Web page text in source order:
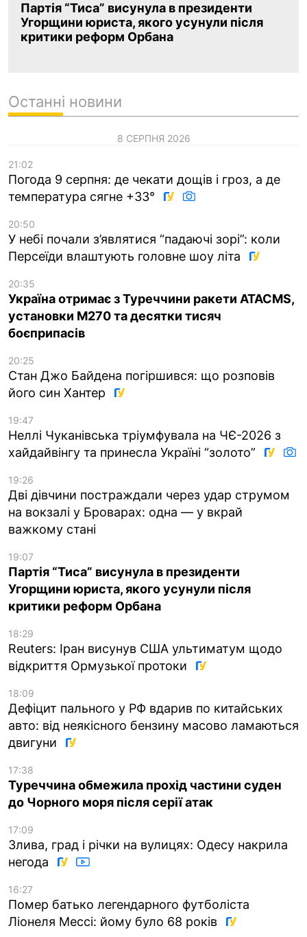
Партія “Тиса” висунула в президенти
Угорщини юриста, якого усунули після
критики реформ Орбана
Останні новини
8 СЕРПНЯ 2026
21:02
Погода 9 серпня: де чекати дощів і гроз, а де
температура сягне +33°
20:50
У небі почали з’являтися “падаючі зорі”: коли
Персеїди влаштують головне шоу літа
20:35
Україна отримає з Туреччини ракети ATACMS,
установки M270 та десятки тисяч
боєприпасів
20:25
Стан Джо Байдена погіршився: що розповів
його син Хантер
19:47
Неллі Чуканівська тріумфувала на ЧЄ-2026 з
хайдайвінгу та принесла Україні “золото”
19:26
Дві дівчини постраждали через удар струмом
на вокзалі у Броварах: одна — у вкрай
важкому стані
19:07
Партія “Тиса” висунула в президенти
Угорщини юриста, якого усунули після
критики реформ Орбана
18:29
Reuters: Іран висунув США ультиматум щодо
відкриття Ормузької протоки
18:09
Дефіцит пального у РФ вдарив по китайських
авто: від неякісного бензину масово ламаються
двигуни
17:38
Туреччина обмежила прохід частини суден
до Чорного моря після серії атак
17:09
Злива, град і річки на вулицях: Одесу накрила
негода
16:27
Помер батько легендарного футболіста
Ліонеля Мессі: йому було 68 років